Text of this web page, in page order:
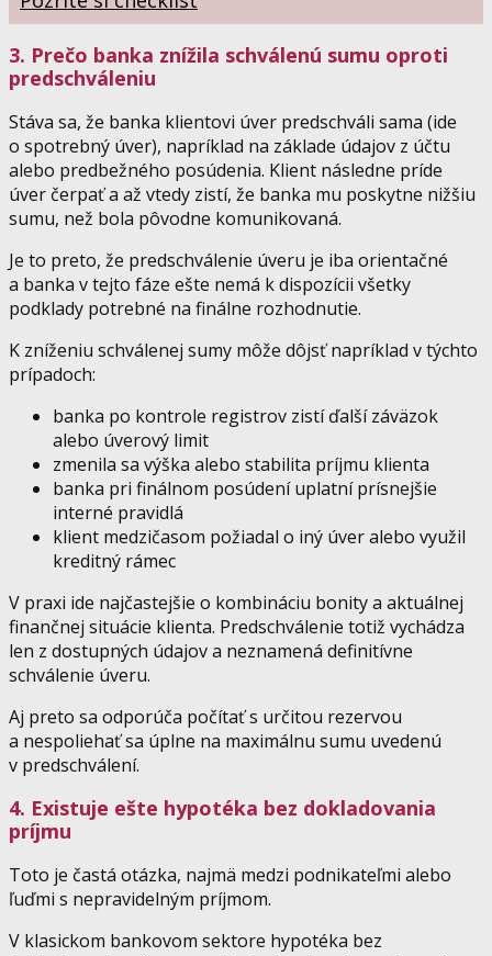
3. Prečo banka znížila schválenú sumu oproti
predschváleniu
Stáva sa, že banka klientovi úver predschváli sama (ide
o spotrebný úver), napríklad na základe údajov z účtu
alebo predbežného posúdenia. Klient následne príde
úver čerpať a až vtedy zistí, že banka mu poskytne nižšiu
sumu, než bola pôvodne komunikovaná.
Je to preto, že predschválenie úveru je iba orientačné
a banka v tejto fáze ešte nemá k dispozícii všetky
podklady potrebné na finálne rozhodnutie.
K zníženiu schválenej sumy môže dôjsť napríklad v týchto
prípadoch:
banka po kontrole registrov zistí ďalší záväzok
alebo úverový limit
zmenila sa výška alebo stabilita príjmu klienta
banka pri finálnom posúdení uplatní prísnejšie
interné pravidlá
klient medzičasom požiadal o iný úver alebo využil
kreditný rámec
V praxi ide najčastejšie o kombináciu bonity a aktuálnej
finančnej situácie klienta. Predschválenie totiž vychádza
len z dostupných údajov a neznamená definitívne
schválenie úveru.
Aj preto sa odporúča počítať s určitou rezervou
a nespoliehať sa úplne na maximálnu sumu uvedenú
v predschválení.
4. Existuje ešte hypotéka bez dokladovania
príjmu
Toto je častá otázka, najmä medzi podnikateľmi alebo
ľuďmi s nepravidelným príjmom.
V klasickom bankovom sektore hypotéka bez